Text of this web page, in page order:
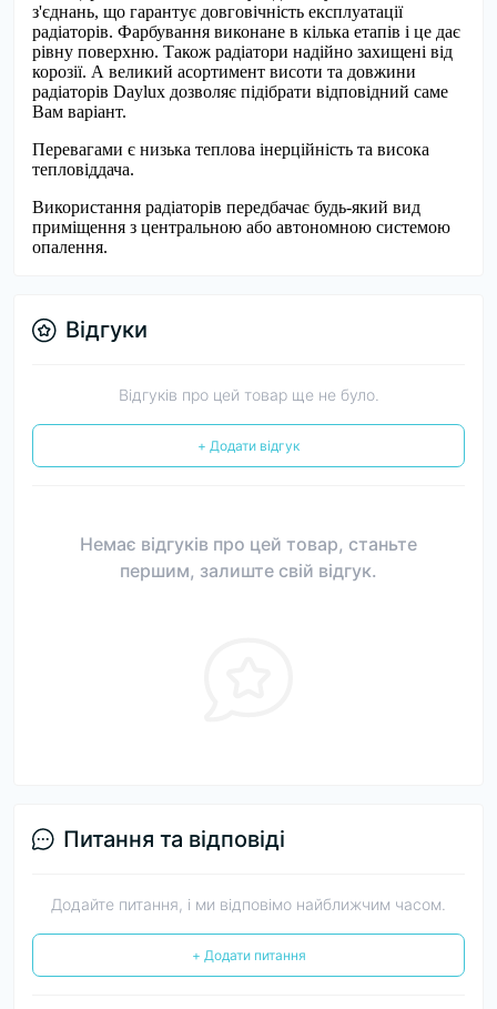
з'єднань, що гарантує довговічність експлуатації
радіаторів. Фарбування виконане в кілька етапів і це дає
рівну поверхню. Також радіатори надійно захищені від
корозії. А великий асортимент висоти та довжини
радіаторів Daylux дозволяє підібрати відповідний саме
Вам варіант.
Перевагами є низька теплова інерційність та висока
тепловіддача.
Використання радіаторів передбачає будь-який вид
приміщення з центральною або автономною системою
опалення.
Відгуки
Відгуків про цей товар ще не було.
+ Додати відгук
Немає відгуків про цей товар, станьте
першим, залиште свій відгук.
Питання та відповіді
Додайте питання, і ми відповімо найближчим часом.
+ Додати питання